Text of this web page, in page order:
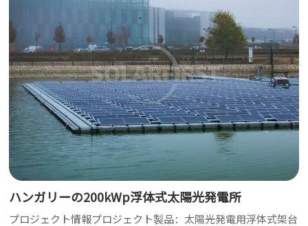
ハンガリーの200kWp浮体式太陽光発電所
プロジェクト情報プロジェクト製品：太陽光発電用浮体式架台